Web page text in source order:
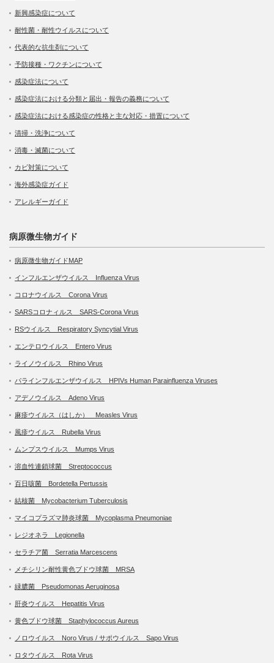
新興感染症について
耐性菌・耐性ウイルスについて
代表的な抗生剤について
予防接種・ワクチンについて
感染症法について
感染症法における分類と届出・報告の義務について
感染症法における感染症の性格と主な対応・措置について
清掃・洗浄について
消毒・滅菌について
カビ対策について
海外感染症ガイド
アレルギーガイド
病原微生物ガイド
病原微生物ガイドMAP
インフルエンザウイルス Influenza Virus
コロナウイルス Corona Virus
SARSコロナィルス SARS-Corona Virus
RSウイルス Respiratory Syncytial Virus
エンテロウイルス Entero Virus
ライノウイルス Rhino Virus
パラインフルエンザウイルス HPIVs Human Parainfluenza Viruses
アデノウイルス Adeno Virus
麻疹ウイルス（はしか） Measles Virus
風疹ウイルス Rubella Virus
ムンプスウイルス Mumps Virus
溶血性連鎖球菌 Streptococcus
百日咳菌 Bordetella Pertussis
結核菌 Mycobacterium Tuberculosis
マイコプラズマ肺炎球菌 Mycoplasma Pneumoniae
レジオネラ Legionella
セラチア菌 Serratia Marcescens
メチシリン耐性黄色ブドウ球菌 MRSA
緑膿菌 Pseudomonas Aeruginosa
肝炎ウイルス Hepatitis Virus
黄色ブドウ球菌 Staphylococcus Aureus
ノロウイルス Noro Virus / サポウイルス Sapo Virus
ロタウイルス Rota Virus